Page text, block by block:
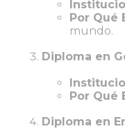
Por Qué
mundo.
Diploma en
Por Qué
Diploma en